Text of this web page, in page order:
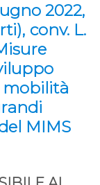
2022,
conv. L.
MIMS